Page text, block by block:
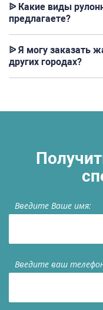
ᐉ Какие виды
предлагаете?
ᐉ Я могу заказать
других городах?
Введите Ваше имя:
Введите ваш